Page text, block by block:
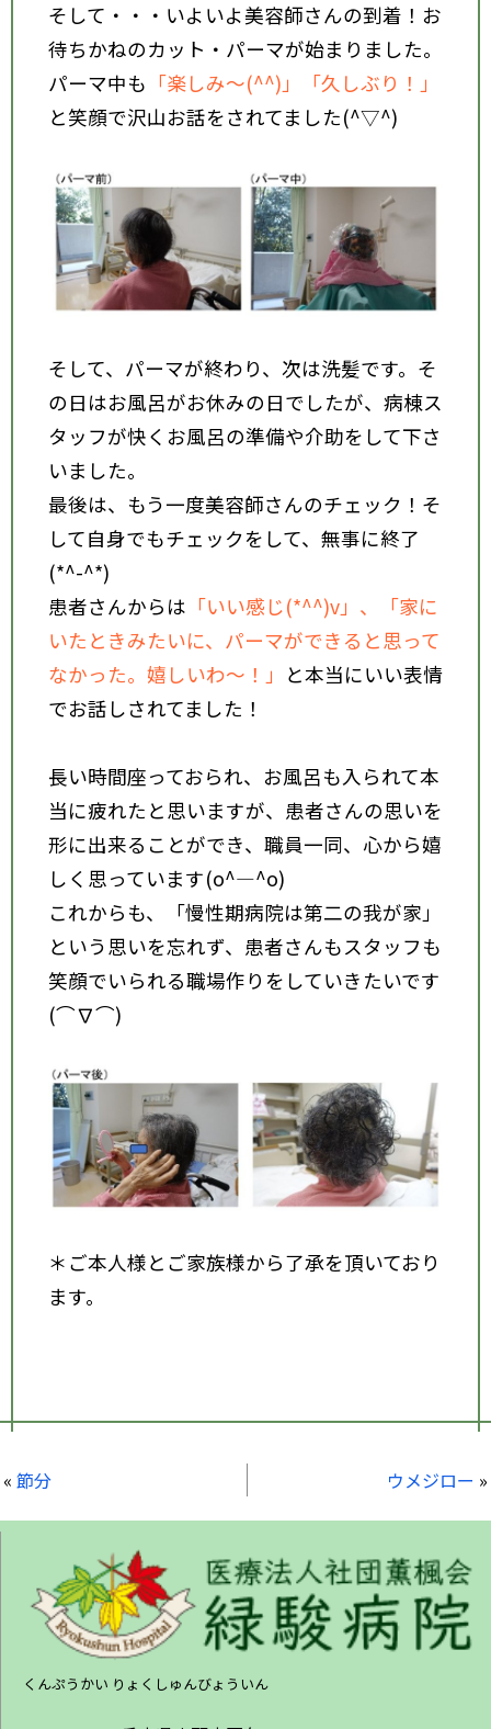
そして・・・いよいよ美容師さんの到着！お
待ちかねのカット・パーマが始まりました。
パーマ中も 「楽しみ～(^^)」「久しぶり！」
と笑顔で沢山お話をされてました(^▽^)
そして、パーマが終わり、次は洗髪です。そ
の日はお風呂がお休みの日でしたが、病棟ス
タッフが快くお風呂の準備や介助をして下さ
いました。
最後は、もう一度美容師さんのチェック！そ
して自身でもチェックをして、無事に終了
(*^-^*)
患者さんからは 「いい感じ(*^^)v」、「家に
いたときみたいに、パーマができると思って
なかった。嬉しいわ～！」 と本当にいい表情
でお話しされてました！
長い時間座っておられ、お風呂も入られて本
当に疲れたと思いますが、患者さんの思いを
形に出来ることができ、職員一同、心から嬉
しく思っています(o^―^o)
これからも、「慢性期病院は第二の我が家」
という思いを忘れず、患者さんもスタッフも
笑顔でいられる職場作りをしていきたいです
(⌒∇⌒)
＊ご本人様とご家族様から了承を頂いており
ます。
« 節分 ウメジロー »
くんぷうかい りょくしゅんびょういん